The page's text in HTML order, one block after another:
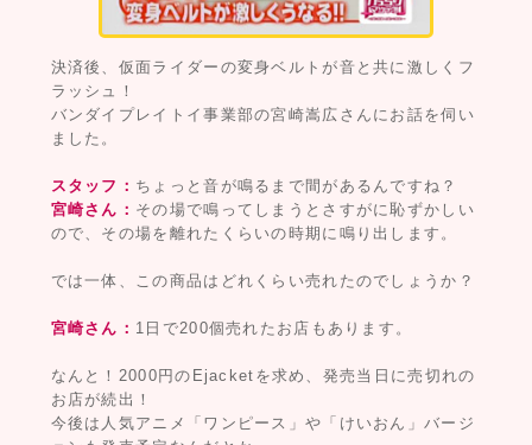
決済後、仮面ライダーの変身ベルトが音と共に激しくフ
ラッシュ！
バンダイプレイトイ事業部の宮崎嵩広さんにお話を伺い
ました。
スタッフ： ちょっと音が鳴るまで間があるんですね？
宮崎さん： その場で鳴ってしまうとさすがに恥ずかしい
ので、その場を離れたくらいの時期に鳴り出します。
では一体、この商品はどれくらい売れたのでしょうか？
宮崎さん： 1日で200個売れたお店もあります。
なんと！2000円のEjacketを求め、発売当日に売切れの
お店が続出！
今後は人気アニメ「ワンピース」や「けいおん」バージ